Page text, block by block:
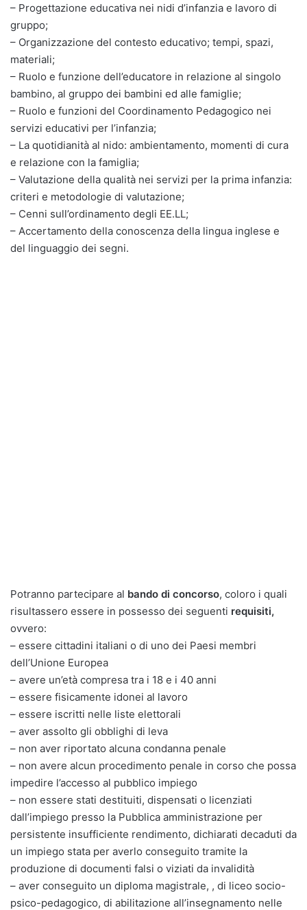
– Progettazione educativa nei nidi d’infanzia e lavoro di
gruppo;
– Organizzazione del contesto educativo; tempi, spazi,
materiali;
– Ruolo e funzione dell’educatore in relazione al singolo
bambino, al gruppo dei bambini ed alle famiglie;
– Ruolo e funzioni del Coordinamento Pedagogico nei
servizi educativi per l’infanzia;
– La quotidianità al nido: ambientamento, momenti di cura
e relazione con la famiglia;
– Valutazione della qualità nei servizi per la prima infanzia:
criteri e metodologie di valutazione;
– Cenni sull’ordinamento degli EE.LL;
– Accertamento della conoscenza della lingua inglese e
del linguaggio dei segni.
Potranno partecipare al bando di concorso, coloro i quali
risultassero essere in possesso dei seguenti requisiti,
ovvero:
– essere cittadini italiani o di uno dei Paesi membri
dell’Unione Europea
– avere un’età compresa tra i 18 e i 40 anni
– essere fisicamente idonei al lavoro
– essere iscritti nelle liste elettorali
– aver assolto gli obblighi di leva
– non aver riportato alcuna condanna penale
– non avere alcun procedimento penale in corso che possa
impedire l’accesso al pubblico impiego
– non essere stati destituiti, dispensati o licenziati
dall’impiego presso la Pubblica amministrazione per
persistente insufficiente rendimento, dichiarati decaduti da
un impiego stata per averlo conseguito tramite la
produzione di documenti falsi o viziati da invalidità
– aver conseguito un diploma magistrale, , di liceo socio-
psico-pedagogico, di abilitazione all’insegnamento nelle